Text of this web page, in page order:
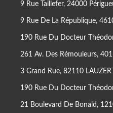
9 Rue Taillefer, 24000
9 Rue De La République,
190 Rue Du Docteur
261 Av. Des Rémouleurs,
3 Grand Rue, 82110
190 Rue Du Docteur
21 Boulevard De Bonald,